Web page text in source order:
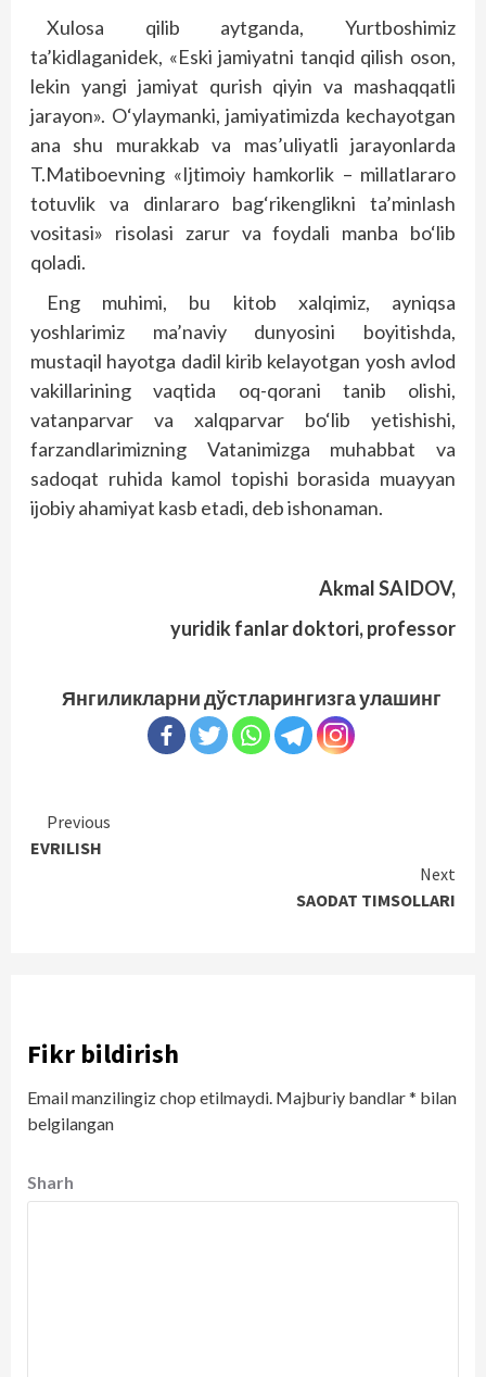
Xulosa qilib aytganda, Yurtboshimiz
ta’kidlaganidek, «Eski jamiyatni tanqid qilish oson,
lekin yangi jamiyat qurish qiyin va mashaqqatli
jarayon». O‘ylaymanki, jamiyatimizda kechayotgan
ana shu murakkab va mas’uliyatli jarayonlarda
T.Matiboevning «Ijtimoiy hamkorlik – millatlararo
totuvlik va dinlararo bag‘rikenglikni ta’minlash
vositasi» risolasi zarur va foydali manba bo‘lib
qoladi.
Eng muhimi, bu kitob xalqimiz, ayniqsa
yoshlarimiz ma’naviy dunyosini boyitishda,
mustaqil hayotga dadil kirib kelayotgan yosh avlod
vakillarining vaqtida oq-qorani tanib olishi,
vatanparvar va xalqparvar bo‘lib yetishishi,
farzandlarimizning Vatanimizga muhabbat va
sadoqat ruhida kamol topishi borasida muayyan
ijobiy ahamiyat kasb etadi, deb ishonaman.
Akmal SAIDOV,
yuridik fanlar doktori, professor
Янгиликларни дўстларингизга улашинг
Continue
Reading
Previous
EVRILISH
Next
SAODAT TIMSOLLARI
Fikr bildirish
Email manzilingiz chop etilmaydi. Majburiy bandlar* bilan
belgilangan
Sharh